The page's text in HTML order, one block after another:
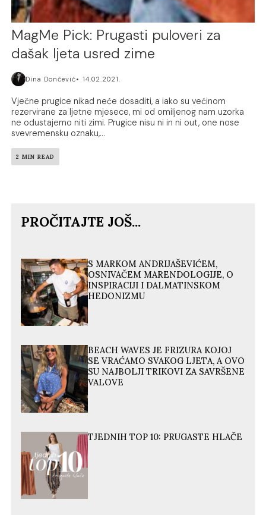
MagMe Pick: Prugasti puloveri za
dašak ljeta usred zime
Dina Dončević 14.02.2021.
Vječne prugice nikad neće dosaditi, a iako su većinom
rezervirane za ljetne mjesece, mi od omiljenog nam uzorka
ne odustajemo niti zimi. Prugice nisu ni in ni out, one nose
svevremensku oznaku,...
2 MIN READ
PROČITAJTE JOŠ...
S MARKOM ANDRIJAŠEVIĆEM,
OSNIVAČEM MARENDOLOGIJE, O
INSPIRACIJI I DALMATINSKOM
HEDONIZMU
BEACH WAVES JE FRIZURA KOJOJ
SE VRAĆAMO SVAKOG LJETA, A OVO
SU NAJBOLJI TRIKOVI ZA SAVRŠENE
VALOVE
TJEDNIH TOP 10: PRUGASTE HLAČE